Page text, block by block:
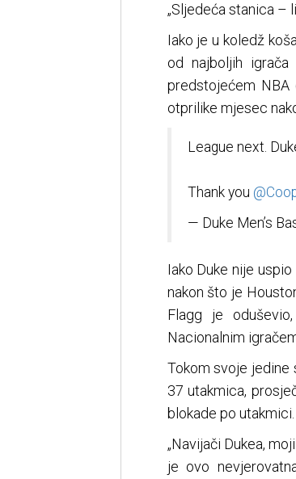
„Sljedeća stanica –
Iako je u koledž
od najboljih
predstojećem NBA
otprilike mjesec
League next.
Thank you
— Duke Men’s
Iako Duke nije
nakon što je
Flagg je
Nacionalnim
Tokom svoje jedine
37 utakmica,
blokade po utakmici.
„Navijači Dukea,
je ovo